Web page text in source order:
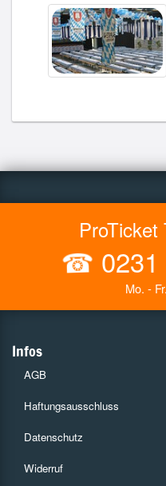
☎
Mo. -
Infos
AGB
Haftungsausschluss
Datenschutz
Widerruf